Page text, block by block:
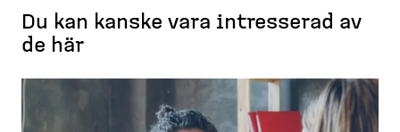
Du kan kanske vara intresserad av
de här